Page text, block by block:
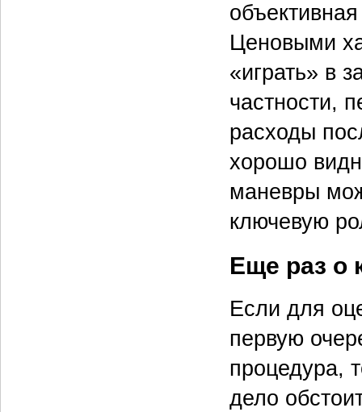
Ценовыми
«играть» в
частности,
расходы
хорошо
маневры
ключевую
Еще раз о
Если для
первую
процедура,
дело